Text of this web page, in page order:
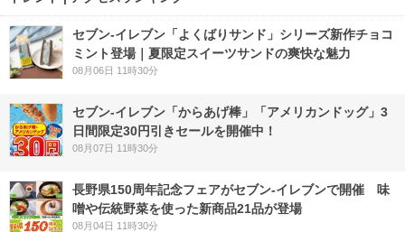
セブン‐イレブン「よくばりサンド」シリーズ新作チョコ
ミント登場｜夏限定スイーツサンドの爽快な魅力
08月06日 11時30分
セブン‐イレブン「からあげ棒」「アメリカンドッグ」3
日間限定30円引きセールを開催中！
08月07日 11時30分
長野県150周年記念フェアがセブン-イレブンで開催 味
噌や伝統野菜を使った新商品21品が登場
08月04日 11時30分